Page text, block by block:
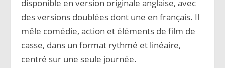
disponible en version originale anglaise, avec
des versions doublées dont une en français. Il
mêle comédie, action et éléments de film de
casse, dans un format rythmé et linéaire,
centré sur une seule journée.